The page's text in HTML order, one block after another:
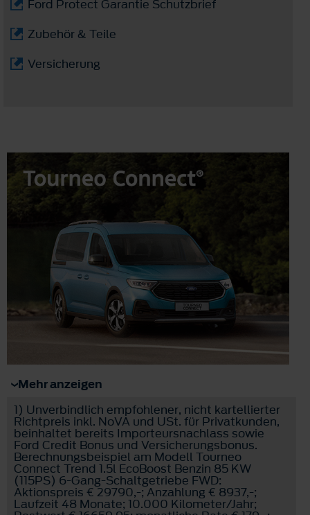
Ford Protect Garantie Schutzbrief
Zubehör & Teile
Versicherung
Mehr anzeigen
1) Unverbindlich empfohlener, nicht kartellierter
Richtpreis inkl. NoVA und USt. für Privatkunden,
beinhaltet bereits Importeursnachlass sowie
Ford Credit Bonus und Versicherungsbonus.
Berechnungsbeispiel am Modell Tourneo
Connect Trend 1.5l EcoBoost Benzin 85 KW
(115PS) 6-Gang-Schaltgetriebe FWD:
Aktionspreis € 29790,-; Anzahlung € 8937,-;
Laufzeit 48 Monate; 10.000 Kilometer/Jahr;